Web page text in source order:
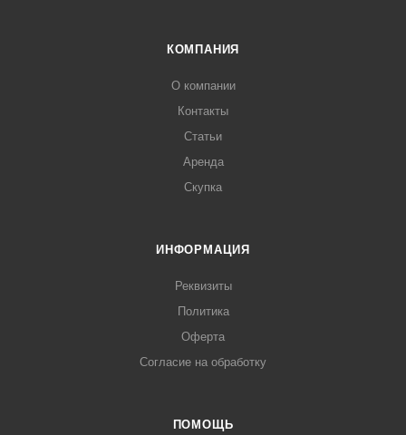
КОМПАНИЯ
О компании
Контакты
Статьи
Аренда
Скупка
ИНФОРМАЦИЯ
Реквизиты
Политика
Оферта
Согласие на обработку
ПОМОЩЬ